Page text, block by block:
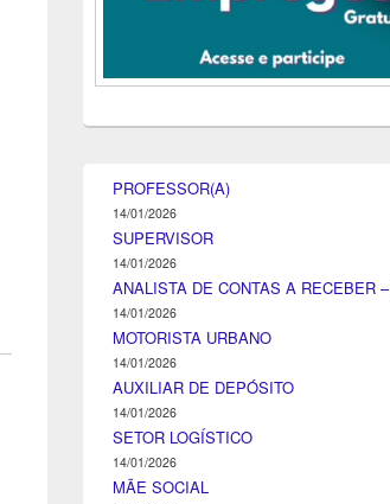
PROFESSOR(A)
14/01/2026
SUPERVISOR
14/01/2026
ANALISTA DE CONTAS A RECEBER
14/01/2026
MOTORISTA URBANO
14/01/2026
AUXILIAR DE DEPÓSITO
14/01/2026
SETOR LOGÍSTICO
14/01/2026
MÃE SOCIAL